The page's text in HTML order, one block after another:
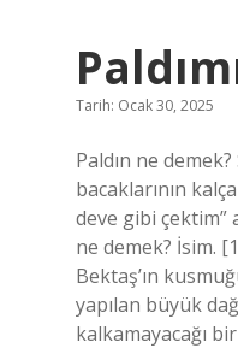
Tarih: Ocak 30, 2025
Paldın ne
bacaklarının
deve gibi çektim”
ne demek? İsim.
Bektaş’ın
yapılan büyük
kalkamayacağı